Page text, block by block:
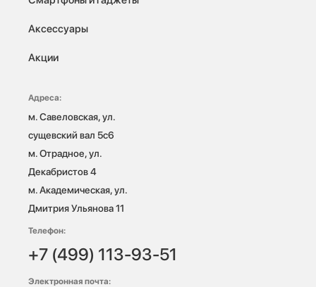
Аксессуары
Акции
Адреса:
м. Савеловская, ул.
сущевский вал 5с6
м. Отрадное, ул.
Декабристов 4
м. Академическая, ул.
Дмитрия Ульянова 11
Телефон:
+7 (499) 113-93-51
Электронная почта: